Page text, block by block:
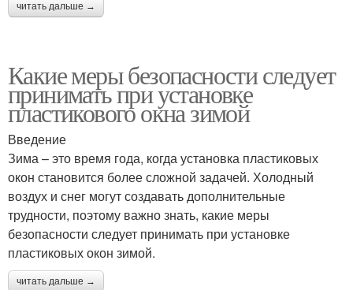
читать дальше →
Какие меры безопасности следует
принимать при установке
пластикового окна зимой
Введение
Зима – это время года, когда установка пластиковых
окон становится более сложной задачей. Холодный
воздух и снег могут создавать дополнительные
трудности, поэтому важно знать, какие меры
безопасности следует принимать при установке
пластиковых окон зимой.
читать дальше →